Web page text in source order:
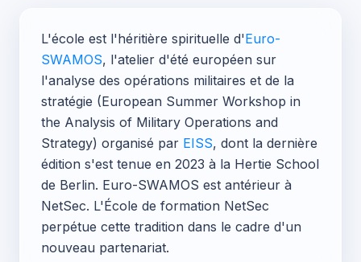
L'école est l'héritière spirituelle d'Euro-
SWAMOS, l'atelier d'été européen sur
l'analyse des opérations militaires et de la
stratégie (European Summer Workshop in
the Analysis of Military Operations and
Strategy) organisé par EISS, dont la dernière
édition s'est tenue en 2023 à la Hertie School
de Berlin. Euro-SWAMOS est antérieur à
NetSec. L'École de formation NetSec
perpétue cette tradition dans le cadre d'un
nouveau partenariat.